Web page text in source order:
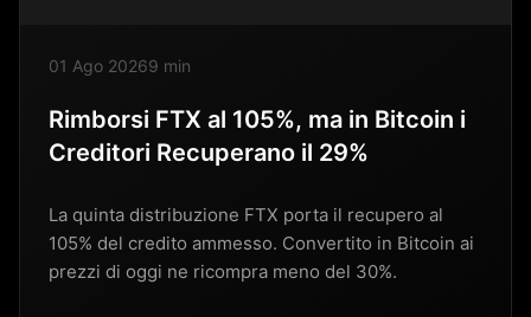
01 Ago 20269 min
Rimborsi FTX al 105%, ma in Bitcoin i
Creditori Recuperano il 29%
La quinta distribuzione FTX porta il recupero al
105% del credito ammesso. Convertito in Bitcoin ai
prezzi di oggi ne ricompra meno del 30%.